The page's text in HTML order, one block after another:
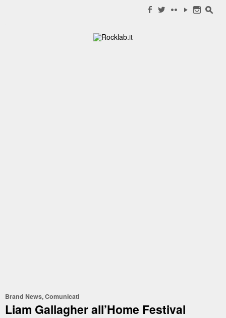
f w c y n s
Brand News,Comunicati
Liam Gallagher all’Home Festival